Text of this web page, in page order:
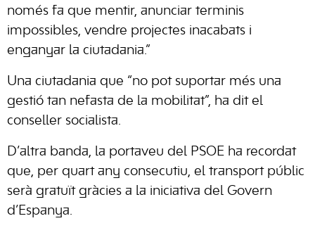
només fa que mentir, anunciar terminis
impossibles, vendre projectes inacabats i
enganyar la ciutadania.”
Una ciutadania que “no pot suportar més una
gestió tan nefasta de la mobilitat”, ha dit el
conseller socialista.
D’altra banda, la portaveu del PSOE ha recordat
que, per quart any consecutiu, el transport públic
serà gratuït gràcies a la iniciativa del Govern
d’Espanya.